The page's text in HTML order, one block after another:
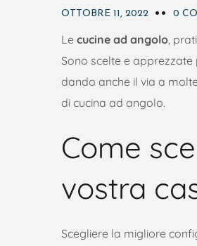
OTTOBRE 11, 2022 0
Le cucine ad angolo ,
Sono scelte e
dando anche il via a
di cucina ad angolo.
Come
vostra
Scegliere la migliore